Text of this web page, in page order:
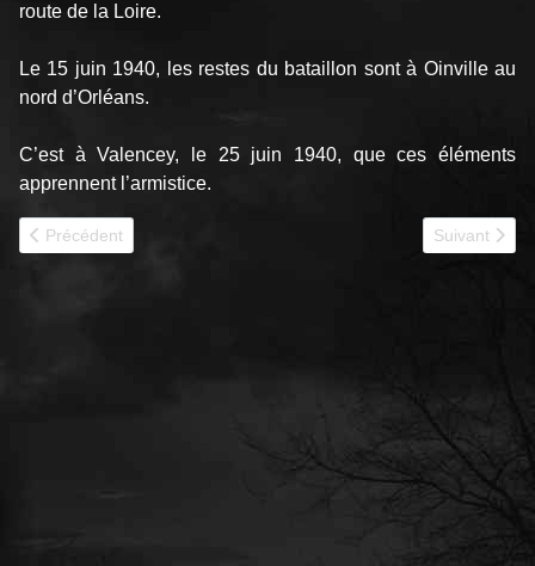
route de la Loire.
Le 15 juin 1940, les restes du bataillon sont à Oinville au
nord d’Orléans.
C’est à Valencey, le 25 juin 1940, que ces éléments
apprennent l’armistice.
Article précédent : 1940 - 49e BCC jmo
Précédent Article
Suivant